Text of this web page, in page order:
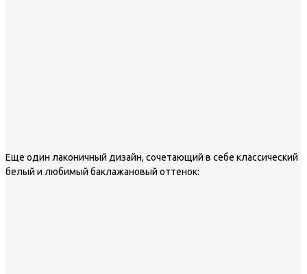
Еще один лаконичный дизайн, сочетающий в себе классический
белый и любимый баклажановый оттенок: